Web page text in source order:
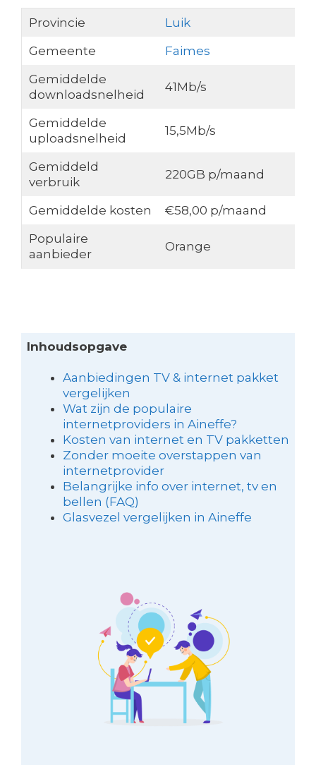
Provincie
Luik
Gemeente
Faimes
Gemiddelde
downloadsnelheid
41Mb/s
Gemiddelde
uploadsnelheid
15,5Mb/s
Gemiddeld
verbruik
220GB p/maand
Gemiddelde kosten
€58,00 p/maand
Populaire
aanbieder
Orange
Inhoudsopgave
Aanbiedingen TV & internet pakket
vergelijken
Wat zijn de populaire
internetproviders in Aineffe?
Kosten van internet en TV pakketten
Zonder moeite overstappen van
internetprovider
Belangrijke info over internet, tv en
bellen (FAQ)
Glasvezel vergelijken in Aineffe